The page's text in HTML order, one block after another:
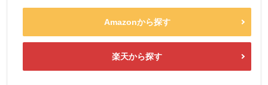
Amazonから探す
楽天から探す